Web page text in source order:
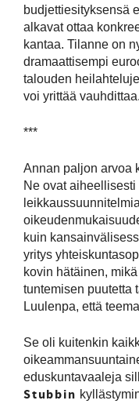
budjettiesityksensä
alkavat ottaa
kantaa. Tilanne on
dramaattisempi
talouden
voi yrittää vauhdittaa.
***
Annan paljon arvoa
Ne ovat
kuin
yritys
kovin hätäinen,
tuntemisen puutetta
Luulenpa, että
Se oli kuitenkin
eduskuntavaaleja
Stubbin